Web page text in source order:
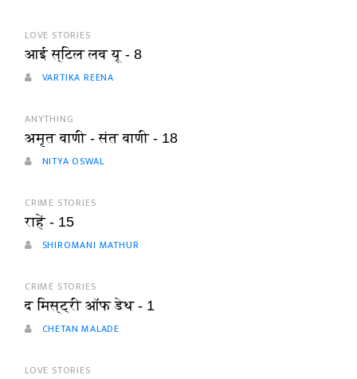
LOVE STORIES
आई स्टिल लव यू - 8
VARTIKA REENA
ANYTHING
अमृत वाणी - संत वाणी - 18
NITYA OSWAL
CRIME STORIES
राहें - 15
SHIROMANI MATHUR
CRIME STORIES
द मिस्ट्री ऑफ डेथ - 1
CHETAN MALADE
LOVE STORIES